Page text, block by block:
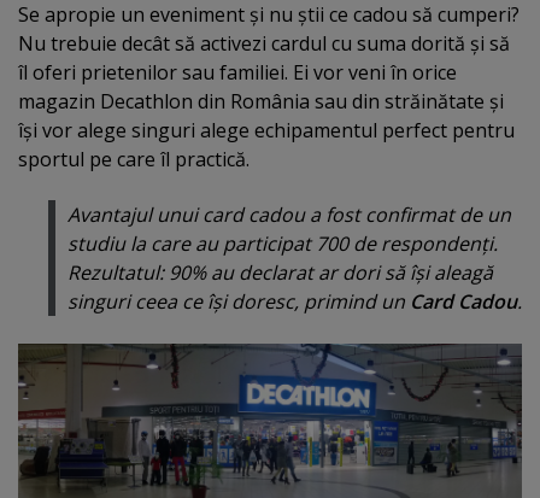
Se apropie un eveniment şi nu ştii ce cadou să cumperi?
Nu trebuie decât să activezi cardul cu suma dorită şi să
îl oferi prietenilor sau familiei. Ei vor veni în orice
magazin Decathlon din România sau din străinătate şi
îşi vor alege singuri alege echipamentul perfect pentru
sportul pe care îl practică.
Avantajul unui card cadou a fost confirmat de un
studiu la care au participat 700 de respondenţi.
Rezultatul: 90% au declarat ar dori să îşi aleagă
singuri ceea ce îşi doresc, primind un Card Cadou.